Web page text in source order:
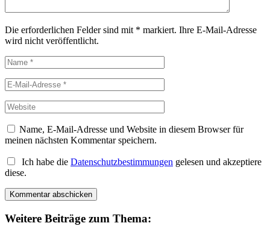
Die erforderlichen Felder sind mit * markiert. Ihre E-Mail-Adresse
wird nicht veröffentlicht.
Name, E-Mail-Adresse und Website in diesem Browser für
meinen nächsten Kommentar speichern.
Ich habe die Datenschutzbestimmungen gelesen und akzeptiere
diese.
Weitere Beiträge zum Thema: